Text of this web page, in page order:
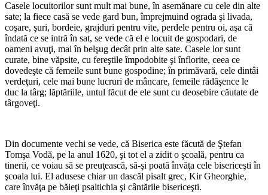
Casele locuitorilor sunt mult mai bune, în asemănare cu cele din alte
sate; la fiece casă se vede gard bun, împrejmuind ograda şi livada,
coşare, şuri, bordeie, grajduri pentru vite, perdele pentru oi, aşa că
îndată ce se intră în sat, se vede că el e locuit de gospodari, de
oameni avuţi, mai în belşug decât prin alte sate. Casele lor sunt
curate, bine văpsite, cu fereştile împodobite şi înflorite, ceea ce
dovedeşte că femeile sunt bune gospodine; în primăvară, cele dintâi
verdeţuri, cele mai bune lucruri de mâncare, femeile rădăşence le
duc la târg; lăptăriile, untul făcut de ele sunt cu deosebire căutate de
târgoveţi.
Din documente vechi se vede, că Bi­serica este făcută de Ştefan
Tomşa Vodă, pe la anul 1620, şi tot el a zidit o şcoală, pentru ca
tinerii, ce voiau să se preuţească, să-şi poată învăţa cele bisericeşti în
şcoala lui. El adusese chiar un dascăl pisalt grec, Kir Gheorghie,
care învăţa pe băieţi psaltichia şi cântările bisericeşti.